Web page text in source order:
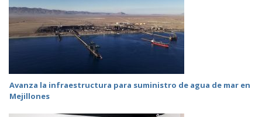
Avanza la infraestructura para suministro de agua de mar en
Mejillones